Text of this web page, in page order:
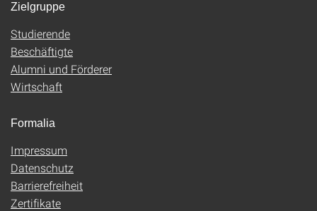
Zielgruppe
Studierende
Beschäftigte
Alumni und Förderer
Wirtschaft
Formalia
Impressum
Datenschutz
Barrierefreiheit
Zertifikate